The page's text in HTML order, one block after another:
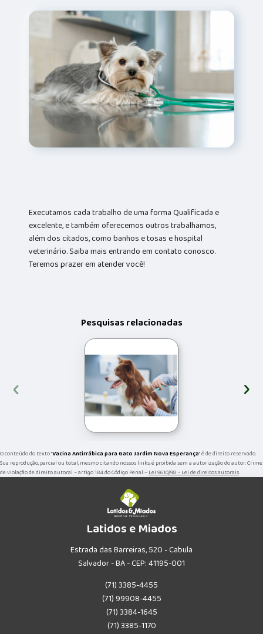
Executamos cada trabalho de uma forma Qualificada e
excelente, e também oferecemos outros trabalhamos,
além dos citados, como banhos e tosas e hospital
veterinário. Saiba mais entrando em contato conosco.
Teremos prazer em atender você!
Pesquisas relacionadas
‹ ›
O conteúdo do texto "Vacina Antirrábica para Gato Jardim Nova Esperança" é de direito reservado.
Sua reprodução, parcial ou total, mesmo citando nossos links, é proibida sem a autorização do autor. Crime
de violação de direito autoral – artigo 184 do Código Penal –Lei 9610/98 - Lei de direitos autorais.
Latidos e Miados
Estrada das Barreiras, 520 - Cabula
Salvador - BA - CEP: 41195-001
(71) 3385-4455
(71) 99908-4455
(71) 3384-1645
(71) 3385-1170